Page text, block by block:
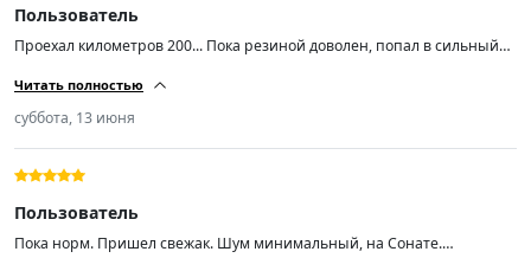
Пользователь
Проехал километров 200... Пока резиной доволен, попал в сильный
уверенно держала поток воды даже в колеее.. Резина мягкая, тихая...
Насколько хватит неизвестно, но пока радует... Авто ниссан хтрейл
т31...
Читать полностью
суббота, 13 июня
Пользователь
Пока норм. Пришел свежак. Шум минимальный, на Сонате.